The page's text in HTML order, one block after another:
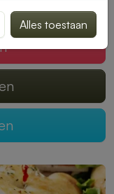
Alles toestaan